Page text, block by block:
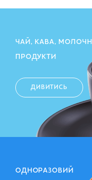
ЧАЙ, КАВА, МОЛОЧНІ
ПРОДУКТИ
ДИВИТИСЬ
ОДНОРАЗОВИЙ